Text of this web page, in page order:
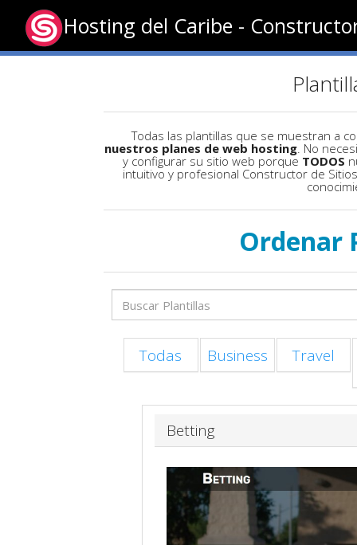
Hosting del Caribe -
Todas las plantillas que se muestran a
nuestros planes de web hosting. No
y configurar su sitio web porque TODOS
intuitivo y profesional Constructor de
Ordenar
Todas Business Travel
Betting